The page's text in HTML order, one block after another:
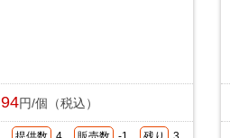
94円/個（税込）